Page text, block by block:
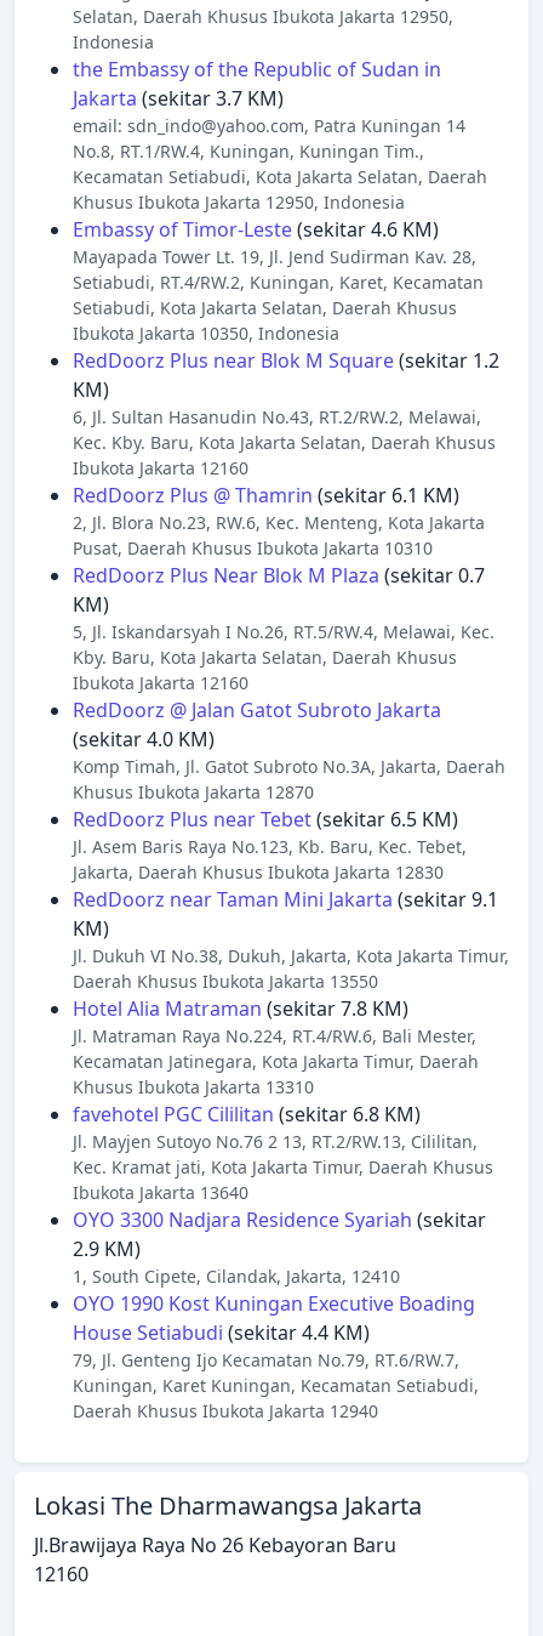
Selatan, Daerah Khusus Ibukota Jakarta 12950,
Indonesia
the Embassy of the Republic of Sudan in
Jakarta (sekitar 3.7 KM)
email: sdn_indo@yahoo.com, Patra Kuningan 14
No.8, RT.1/RW.4, Kuningan, Kuningan Tim.,
Kecamatan Setiabudi, Kota Jakarta Selatan, Daerah
Khusus Ibukota Jakarta 12950, Indonesia
Embassy of Timor-Leste(sekitar 4.6 KM)
Mayapada Tower Lt. 19, Jl. Jend Sudirman Kav. 28,
Setiabudi, RT.4/RW.2, Kuningan, Karet, Kecamatan
Setiabudi, Kota Jakarta Selatan, Daerah Khusus
Ibukota Jakarta 10350, Indonesia
RedDoorz Plus near Blok M Square(sekitar 1.2
KM)
6, Jl. Sultan Hasanudin No.43, RT.2/RW.2, Melawai,
Kec. Kby. Baru, Kota Jakarta Selatan, Daerah Khusus
Ibukota Jakarta 12160
RedDoorz Plus @ Thamrin (sekitar 6.1 KM)
2, Jl. Blora No.23, RW.6, Kec. Menteng, Kota Jakarta
Pusat, Daerah Khusus Ibukota Jakarta 10310
RedDoorz Plus Near Blok M Plaza (sekitar 0.7
KM)
5, Jl. Iskandarsyah I No.26, RT.5/RW.4, Melawai, Kec.
Kby. Baru, Kota Jakarta Selatan, Daerah Khusus
Ibukota Jakarta 12160
RedDoorz @ Jalan Gatot Subroto Jakarta
(sekitar 4.0 KM)
Komp Timah, Jl. Gatot Subroto No.3A, Jakarta, Daerah
Khusus Ibukota Jakarta 12870
RedDoorz Plus near Tebet(sekitar 6.5 KM)
Jl. Asem Baris Raya No.123, Kb. Baru, Kec. Tebet,
Jakarta, Daerah Khusus Ibukota Jakarta 12830
RedDoorz near Taman Mini Jakarta (sekitar 9.1
KM)
Jl. Dukuh VI No.38, Dukuh, Jakarta, Kota Jakarta Timur,
Daerah Khusus Ibukota Jakarta 13550
Hotel Alia Matraman (sekitar 7.8 KM)
Jl. Matraman Raya No.224, RT.4/RW.6, Bali Mester,
Kecamatan Jatinegara, Kota Jakarta Timur, Daerah
Khusus Ibukota Jakarta 13310
favehotel PGC Cililitan (sekitar 6.8 KM)
Jl. Mayjen Sutoyo No.76 2 13, RT.2/RW.13, Cililitan,
Kec. Kramat jati, Kota Jakarta Timur, Daerah Khusus
Ibukota Jakarta 13640
OYO 3300 Nadjara Residence Syariah (sekitar
2.9 KM)
1, South Cipete, Cilandak, Jakarta, 12410
OYO 1990 Kost Kuningan Executive Boading
House Setiabudi (sekitar 4.4 KM)
79, Jl. Genteng Ijo Kecamatan No.79, RT.6/RW.7,
Kuningan, Karet Kuningan, Kecamatan Setiabudi,
Daerah Khusus Ibukota Jakarta 12940
Lokasi The Dharmawangsa Jakarta
Jl.Brawijaya Raya No 26 Kebayoran Baru
12160